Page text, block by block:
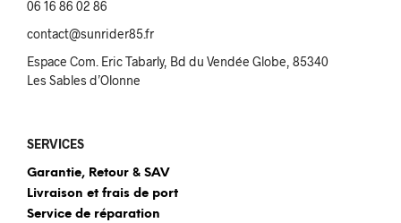
06 16 86 02 86
contact@sunrider85.fr
Espace Com. Eric Tabarly, Bd du Vendée Globe, 85340
Les Sables d’Olonne
SERVICES
Garantie, Retour & SAV
Livraison et frais de port
Service de réparation